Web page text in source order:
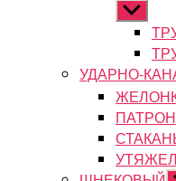
подменю
УДАРНО-